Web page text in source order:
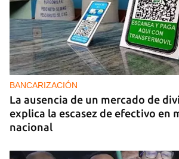
BANCARIZACIÓN
La ausencia de un mercado de
explica la escasez de efectivo en
nacional